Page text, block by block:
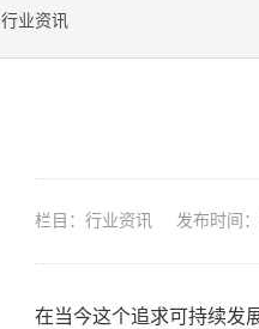
行业资讯
栏目：行业资讯 发布时间
在当今这个追求可持续发